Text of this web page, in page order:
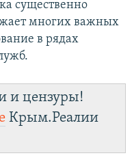
существенно
многих важных
в рядах
и цензуры!
Крым.Реалии